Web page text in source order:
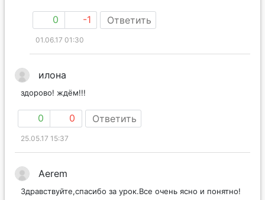
0 -1 Ответить
01.06.17 01:30
илона
здорово! ждём!!!
0 0 Ответить
25.05.17 15:37
Aerem
Здравствуйте,спасибо за урок.Все очень ясно и понятно!